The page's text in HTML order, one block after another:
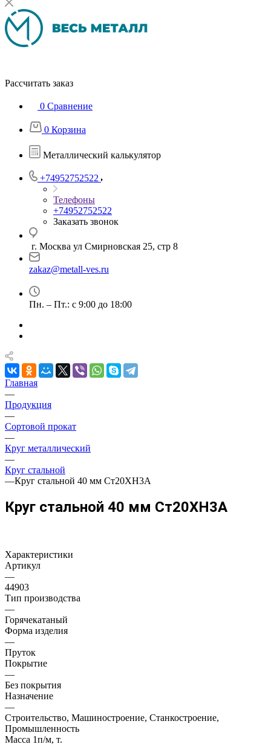
Рассчитать заказ
0 Сравнение
0 Корзина
Металлический калькулятор
+74952752522
Телефоны
+74952752522
Заказать звонок
г. Москва ул Смирновская 25, стр 8
zakaz@metall-ves.ru
Пн. – Пт.: с 9:00 до 18:00
Главная
—
Продукция
—
Сортовой прокат
—
Круг металлический
—
Круг стальной
—Круг стальной 40 мм Ст20ХН3А
Круг стальной 40 мм Ст20ХН3А
Характеристики
Артикул
—
44903
Тип производства
—
Горячекатаный
Форма изделия
—
Пруток
Покрытие
—
Без покрытия
Назначение
—
Строительство, Машиностроение, Станкостроение,
Промышленность
Масса 1п/м, т.